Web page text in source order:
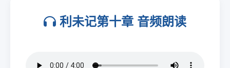
利未记第十章 音频朗读